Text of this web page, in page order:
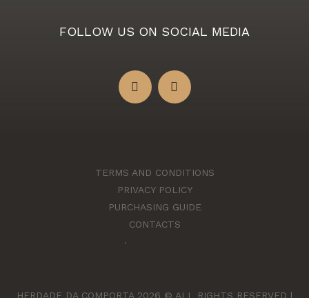
FOLLOW US ON SOCIAL MEDIA
TERMS AND CONDITIONS
PRIVACY POLICY
PURCHASING GUIDE
CONTACTS
.
HERDADE DA COMPORTA 2026 © ALL RIGHTS RESERVED |